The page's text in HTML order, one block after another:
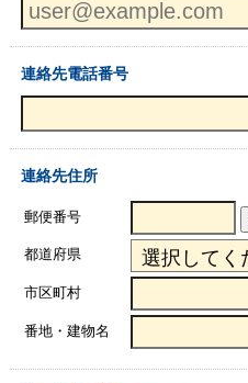
連絡先電話番号
連絡先住所
郵便番号
都道府県
市区町村
番地・建物名